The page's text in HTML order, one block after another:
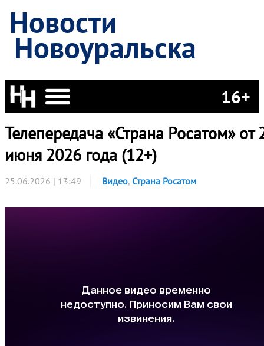
Новости
Новоуральска
16+
Телепередача «Страна Росатом» от
июня 2026 года (12+)
25.06.2026 | 13:49 Видео, Страна Росатом